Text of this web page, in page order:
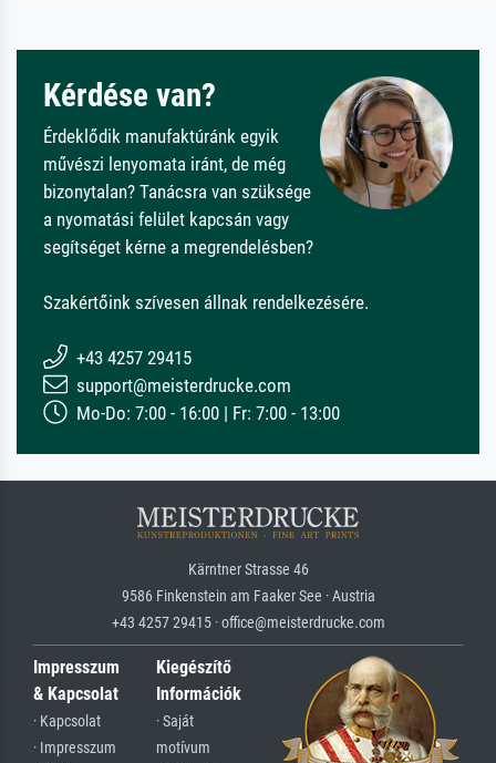
Kérdése van?
Érdeklődik manufaktúránk egyik
művészi lenyomata iránt, de még
bizonytalan? Tanácsra van szüksége
a nyomatási felület kapcsán vagy
segítséget kérne a megrendelésben?
Szakértőink szívesen állnak rendelkezésére.
+43 4257 29415
support@meisterdrucke.com
Mo-Do: 7:00 - 16:00 | Fr: 7:00 - 13:00
Kärntner Strasse 46
9586 Finkenstein am Faaker See · Austria
+43 4257 29415 · office@meisterdrucke.com
Impresszum
& Kapcsolat
· Kapcsolat
· Impresszum
Kiegészítő
Információk
· Saját
motívum